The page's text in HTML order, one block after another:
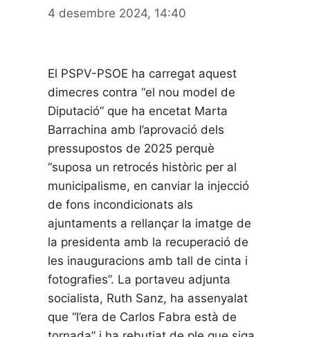
4 desembre 2024, 14:40
El PSPV-PSOE ha carregat aquest
dimecres contra “el nou model de
Diputació” que ha encetat Marta
Barrachina amb l’aprovació dels
pressupostos de 2025 perquè
“suposa un retrocés històric per al
municipalisme, en canviar la injecció
de fons incondicionats als
ajuntaments a rellançar la imatge de
la presidenta amb la recuperació de
les inauguracions amb tall de cinta i
fotografies”. La portaveu adjunta
socialista, Ruth Sanz, ha assenyalat
que “l’era de Carlos Fabra està de